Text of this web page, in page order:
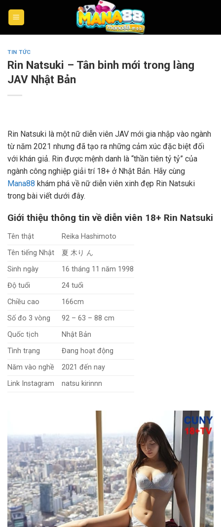
TIN TỨC
Rin Natsuki – Tân binh mới trong làng
JAV Nhật Bản
Rin Natsuki là một nữ diễn viên JAV mới gia nhập vào ngành
từ năm 2021 nhưng đã tạo ra những cảm xúc đặc biệt đối
với khán giả. Rin được mệnh danh là “thần tiên tỷ tỷ” của
ngành công nghiệp giải trí 18+ ở Nhật Bản. Hãy cùng
Mana88 khám phá về nữ diễn viên xinh đẹp Rin Natsuki
trong bài viết dưới đây.
Giới thiệu thông tin về diễn viên 18+ Rin Natsuki
Tên thật
Reika Hashimoto
Tên tiếng Nhật
夏 木り ん
Sinh ngày
16 tháng 11 năm 1998
Độ tuổi
24 tuổi
Chiều cao
166cm
Số đo 3 vòng
92 – 63 – 88 cm
Quốc tịch
Nhật Bản
Tình trạng
Đang hoạt động
Năm vào nghề
2021 đến nay
Link Instagram
natsu kirinnn